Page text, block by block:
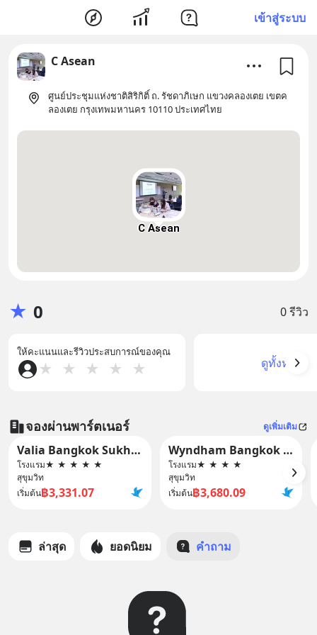
เข้าสู่ระบบ
C Asean
ศูนย์ประชุมแห่งชาติสิริกิติ์ ถ. รัชดาภิเษก แขวงคลองเตย เขตค
ลองเตย กรุงเทพมหานคร 10110 ประเทศไทย
C Asean
★ 0 0 รีวิว
ให้คะแนนและรีวิวประสบการณ์ของคุณ
★ ★ ★ ★ ★ ดูทั้งหมด
จองผ่านพาร์ตเนอร์ ดูเพิ่มเติม
Valia Bangkok Sukhumvit 24 by Kingston Hotels
โรงแรม★ ★ ★ ★ ★
สุขุมวิท
เริ่มต้น฿3,331.07
Wyndham Bangkok Queen Convention Centre
โรงแรม★ ★ ★ ★
สุขุมวิท
เริ่มต้น฿3,680.09
ล่าสุด ยอดนิยม คำถาม